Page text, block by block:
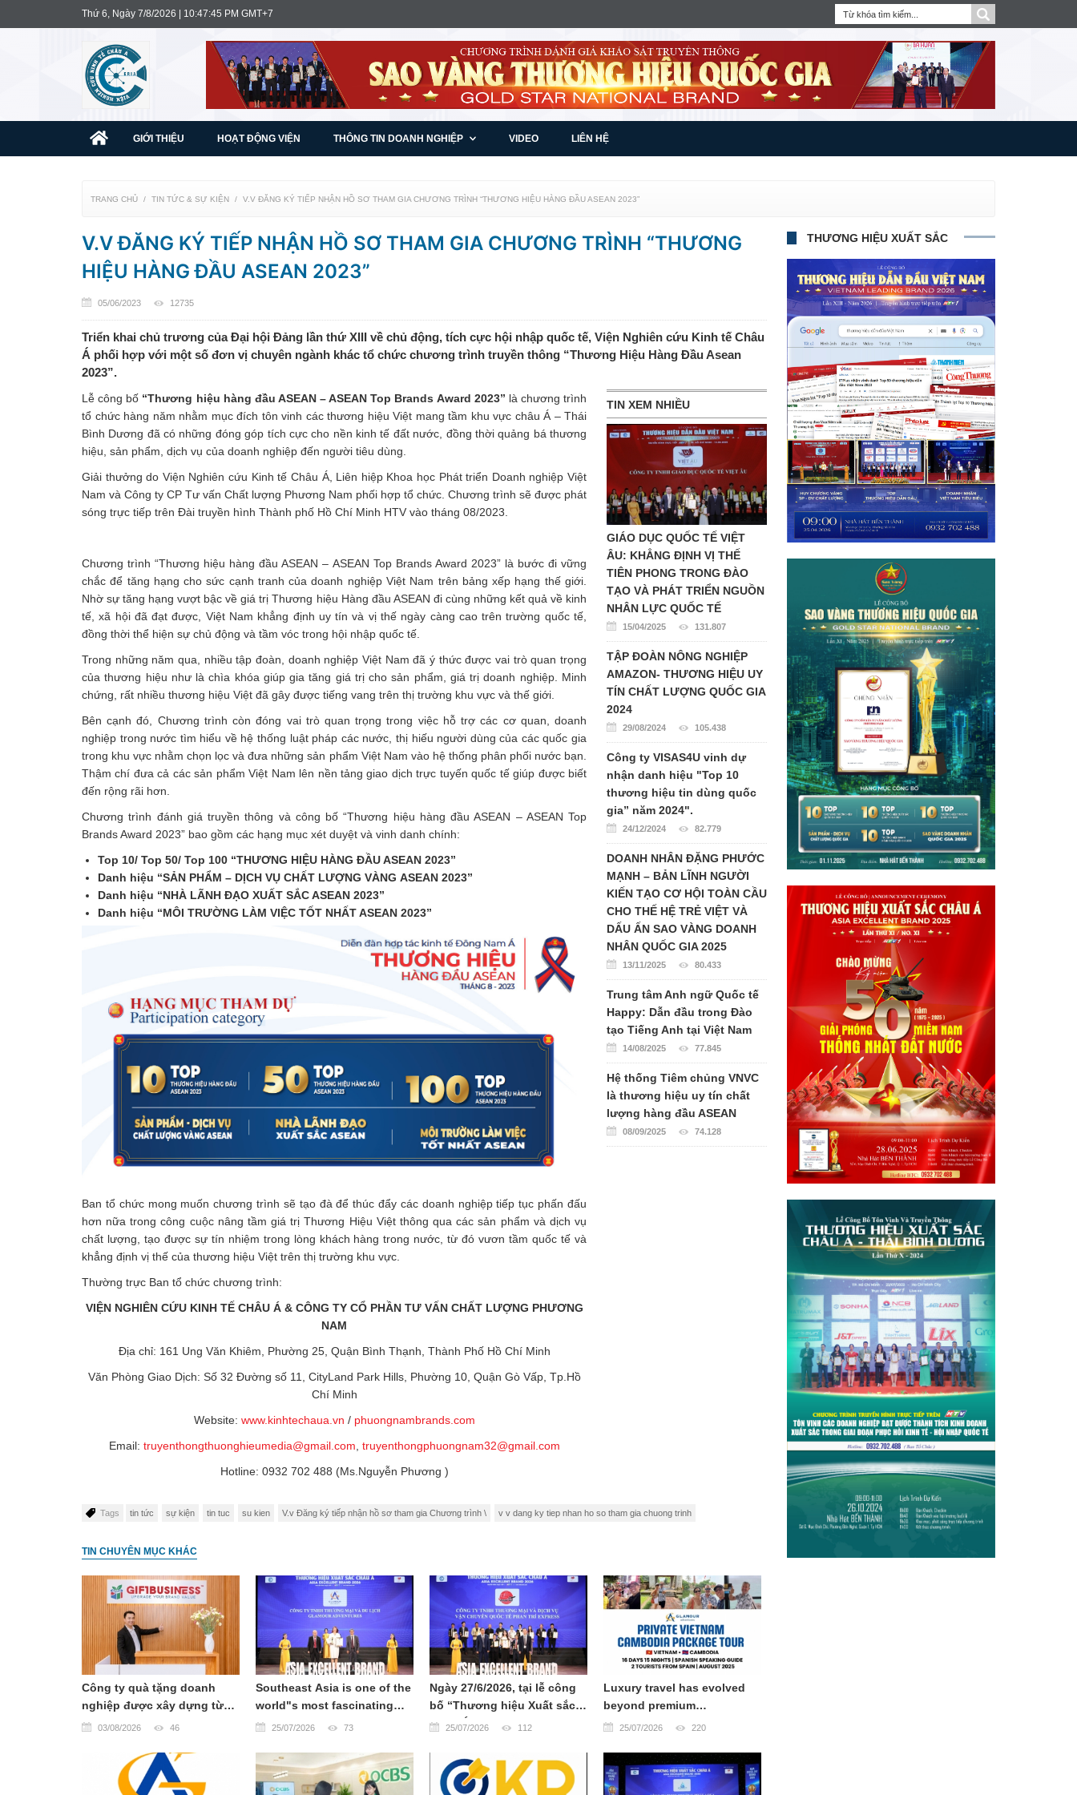
Thứ 6, Ngày 7/8/2026 | 10:47:46 PM GMT+7
GIỚI THIỆU HOẠT ĐỘNG VIỆN THÔNG TIN DOANH NGHIỆP VIDEO LIÊN HỆ
TRANG CHỦ TIN TỨC & SỰ KIỆN V.V ĐĂNG KÝ TIẾP NHẬN HỒ SƠ THAM GIA CHƯƠNG TRÌNH “THƯƠNG HIỆU HÀNG ĐẦU ASEAN 2023”
V.V ĐĂNG KÝ TIẾP NHẬN HỒ SƠ THAM GIA CHƯƠNG TRÌNH “THƯƠNG
HIỆU HÀNG ĐẦU ASEAN 2023”
05/06/2023 12735
Triển khai chủ trương của Ðại hội Ðảng lần thứ XIII về chủ động, tích cực hội nhập quốc tế, Viện Nghiên cứu Kinh tế Châu
Á phối hợp với một số đơn vị chuyên ngành khác tổ chức chương trình truyền thông “Thương Hiệu Hàng Đầu Asean
2023”.
Lễ công bố “Thương hiệu hàng đầu ASEAN – ASEAN Top Brands Award 2023” là chương trình
tổ chức hàng năm nhằm mục đích tôn vinh các thương hiệu Việt mang tầm khu vực châu Á – Thái
Bình Dương đã có những đóng góp tích cực cho nền kinh tế đất nước, đồng thời quảng bá thương
hiệu, sản phẩm, dịch vụ của doanh nghiệp đến người tiêu dùng.
Giải thưởng do Viện Nghiên cứu Kinh tế Châu Á, Liên hiệp Khoa học Phát triển Doanh nghiệp Việt
Nam và Công ty CP Tư vấn Chất lượng Phương Nam phối hợp tổ chức. Chương trình sẽ được phát
sóng trực tiếp trên Đài truyền hình Thành phố Hồ Chí Minh HTV vào tháng 08/2023.
Chương trình “Thương hiệu hàng đầu ASEAN – ASEAN Top Brands Award 2023” là bước đi vững
chắc để tăng hạng cho sức cạnh tranh của doanh nghiệp Việt Nam trên bảng xếp hạng thế giới.
Nhờ sự tăng hạng vượt bậc về giá trị Thương hiệu Hàng đầu ASEAN đi cùng những kết quả về kinh
tế, xã hội đã đạt được, Việt Nam khẳng định uy tín và vị thế ngày càng cao trên trường quốc tế,
đồng thời thể hiện sự chủ động và tầm vóc trong hội nhập quốc tế.
Trong những năm qua, nhiều tập đoàn, doanh nghiệp Việt Nam đã ý thức được vai trò quan trọng
của thương hiệu như là chìa khóa giúp gia tăng giá trị cho sản phẩm, giá trị doanh nghiệp. Minh
chứng, rất nhiều thương hiệu Việt đã gây được tiếng vang trên thị trường khu vực và thế giới.
Bên cạnh đó, Chương trình còn đóng vai trò quan trọng trong việc hỗ trợ các cơ quan, doanh
nghiệp trong nước tìm hiểu về hệ thống luật pháp các nước, thị hiếu người dùng của các quốc gia
trong khu vực nhằm chọn lọc và đưa những sản phẩm Việt Nam vào hệ thống phân phối nước bạn.
Thậm chí đưa cả các sản phẩm Việt Nam lên nền tảng giao dịch trực tuyến quốc tế giúp được biết
đến rộng rãi hơn.
Chương trình đánh giá truyền thông và công bố “Thương hiệu hàng đầu ASEAN – ASEAN Top
Brands Award 2023” bao gồm các hạng mục xét duyệt và vinh danh chính:
Top 10/ Top 50/ Top 100 “THƯƠNG HIỆU HÀNG ĐẦU ASEAN 2023”
Danh hiệu “SẢN PHẨM – DỊCH VỤ CHẤT LƯỢNG VÀNG ASEAN 2023”
Danh hiệu “NHÀ LÃNH ĐẠO XUẤT SẮC ASEAN 2023”
Danh hiệu “MÔI TRƯỜNG LÀM VIỆC TỐT NHẤT ASEAN 2023”
Ban tổ chức mong muốn chương trình sẽ tạo đà để thúc đẩy các doanh nghiệp tiếp tục phấn đấu
hơn nữa trong công cuộc nâng tầm giá trị Thương Hiệu Việt thông qua các sản phẩm và dịch vụ
chất lượng, tạo được sự tín nhiệm trong lòng khách hàng trong nước, từ đó vươn tầm quốc tế và
khẳng định vị thế của thương hiệu Việt trên thị trường khu vực.
Thường trực Ban tổ chức chương trình:
VIỆN NGHIÊN CỨU KINH TẾ CHÂU Á & CÔNG TY CỔ PHẦN TƯ VẤN CHẤT LƯỢNG PHƯƠNG
NAM
Địa chỉ: 161 Ung Văn Khiêm, Phường 25, Quận Bình Thạnh, Thành Phố Hồ Chí Minh
Văn Phòng Giao Dịch: Số 32 Đường số 11, CityLand Park Hills, Phường 10, Quận Gò Vấp, Tp.Hồ
Chí Minh
Website: www.kinhtechaua.vn / phuongnambrands.com
Email: truyenthongthuonghieumedia@gmail.com truyenthongphuongnam32@gmail.com
Hotline: 0932 702 488 (Ms.Nguyễn Phương )
TIN XEM NHIỀU
GIÁO DỤC QUỐC TẾ VIỆT
ÂU: KHẲNG ĐỊNH VỊ THẾ
TIÊN PHONG TRONG ĐÀO
TẠO VÀ PHÁT TRIỂN NGUỒN
NHÂN LỰC QUỐC TẾ
15/04/2025 131.807
TẬP ĐOÀN NÔNG NGHIỆP
AMAZON- THƯƠNG HIỆU UY
TÍN CHẤT LƯỢNG QUỐC GIA
2024
29/08/2024 105.438
Công ty VISAS4U vinh dự
nhận danh hiệu "Top 10
thương hiệu tin dùng quốc
gia” năm 2024".
24/12/2024 82.779
DOANH NHÂN ĐẶNG PHƯỚC
MẠNH – BẢN LĨNH NGƯỜI
KIẾN TẠO CƠ HỘI TOÀN CẦU
CHO THẾ HỆ TRẺ VIỆT VÀ
DẤU ẤN SAO VÀNG DOANH
NHÂN QUỐC GIA 2025
13/11/2025 80.433
Trung tâm Anh ngữ Quốc tế
Happy: Dẫn đầu trong Đào
tạo Tiếng Anh tại Việt Nam
14/08/2025 77.845
Hệ thống Tiêm chủng VNVC
là thương hiệu uy tín chất
lượng hàng đầu ASEAN
08/09/2025 74.128
Tags tin tức sự kiện tin tuc su kien V.v Đăng ký tiếp nhận hồ sơ tham gia Chương trình \ v v dang ky tiep nhan ho so tham gia chuong trinh
TIN CHUYÊN MỤC KHÁC
Công ty quà tặng doanh
nghiệp được xây dựng từ
khát vọng tạo nên giá trị
03/08/2026 46
Southeast Asia is one of the
world"s most fascinating
travel destinations, offering
rich cultural heritage, world-
renowned cuisine, and warm
25/07/2026 73
Ngày 27/6/2026, tại lễ công
bố “Thương hiệu Xuất sắc
Châu Á 2026 - Lần thứ XII”,
QUỐC TẾ PHAN TRÍ
EXPRESS đã chính thức
25/07/2026 112
Luxury travel has evolved
beyond premium
accommodation and
Today, sophisticated
travelers seek authentic
25/07/2026 220
THƯƠNG HIỆU XUẤT SẮC